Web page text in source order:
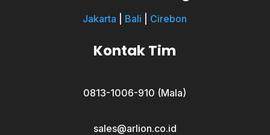
Jakarta Bali Cirebon
Kontak Tim
0813-1006-910 (Mala)
sales@arlion.co.id